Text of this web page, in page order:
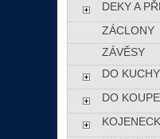
DEKY A
ZÁCLONY
ZÁVĚSY
DO
DO